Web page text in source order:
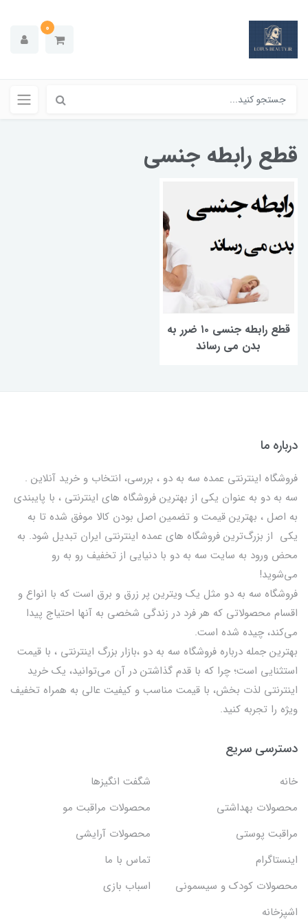
0
قطع رابطه جنسی
قطع رابطه جنسی ۱۰ ضرر به
بدن می رساند
درباره ما
فروشگاه اینترنتی عمده سه به دو ، بررسی، انتخاب و خرید آنلاین .
سه به دو به عنوان یکی از بهترين فروشگاه های اینترنتی ، با پایبندی
به اصل ، بهترين قيمت و تضمین اصل‌ بودن کالا موفق شده تا به
يكي از بزرگ‌ترين فروشگاه هاي عمده اینترنتی ایران تبدیل شود. به
محض ورود به سایت سه به دو با دنیایی از تخفيف رو به رو
می‌شوید!
فروشگاه سه به دو مثل یک ویترین پر زرق و برق است که با انواع و
اقسام محصولاتی که هر فرد در زندگی شخصی به آنها احتیاج پیدا
می‌کند، چیده شده است.
بهترين جمله درباره فروشگاه سه به دو ،بازار بزرگ اینترنتی ، با قيمت
استثنايي است؛ چرا که با قدم گذاشتن در آن می‌توانید، یک خرید
اینترنتی لذت بخش، با قیمت مناسب و کیفیت عالی به همراه تخفیف
ویژه را تجربه کنید.
دسترسی سریع
خانه
شگفت انگيزها
محصولات بهداشتي
محصولات مراقبت مو
مراقبت پوستی
محصولات آرایشی
اینستاگرام
تماس با ما
محصولات کودک و سیسمونی
اسباب بازی
اشپزخانه